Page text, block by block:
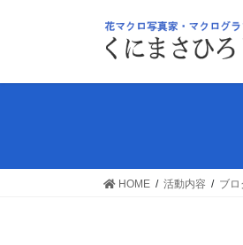
HOME 活動内容 ブ